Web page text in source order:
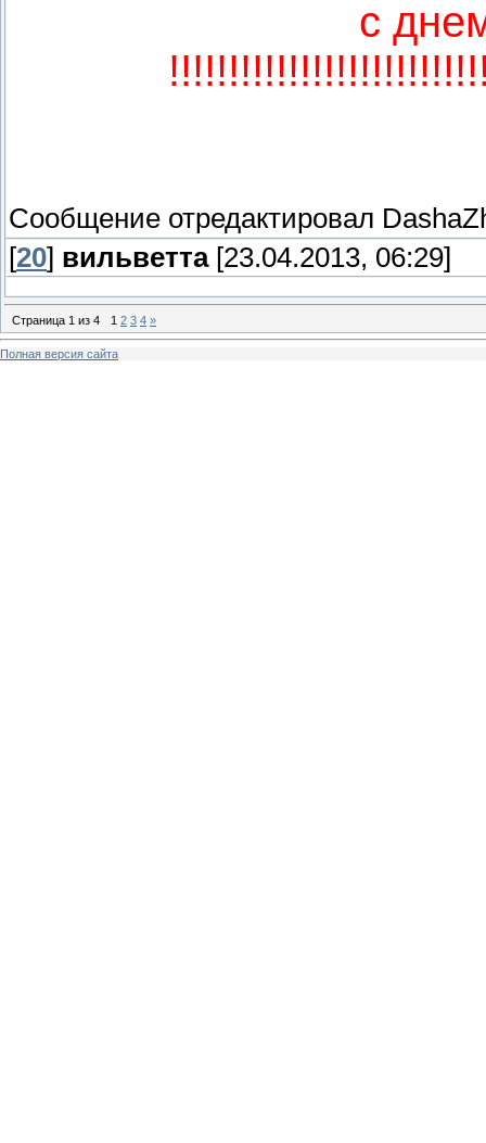
с
Сообщение отредактировал
[20] вильветта[23.04.2013, 06:29]
Страница 1 из 4 1 2 3 4 »
Полная версия сайта